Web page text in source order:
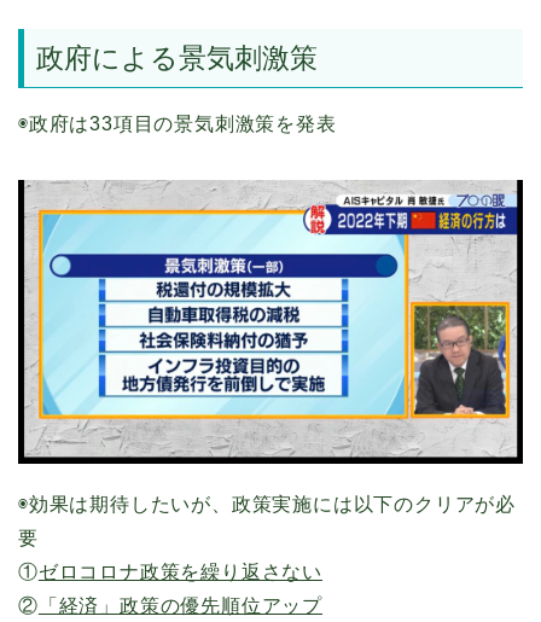
政府による景気刺激策
◉政府は33項目の景気刺激策を発表
◉効果は期待したいが、政策実施には以下のクリアが必
要
①ゼロコロナ政策を繰り返さない
② 「経済」政策の優先順位アップ